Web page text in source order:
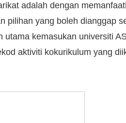
adalah dengan
pilihan yang boleh dianggap
utama kemasukan universiti
aktiviti kokurikulum yang